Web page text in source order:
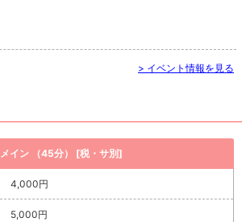
> イベント情報を見る
メイン （45分） [税・サ別]
4,000円
5,000円